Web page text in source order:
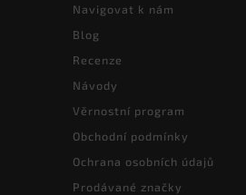
Navigovat k nám
Blog
Recenze
Návody
Věrnostní program
Obchodní podmínky
Ochrana osobních údajů
Prodávané značky